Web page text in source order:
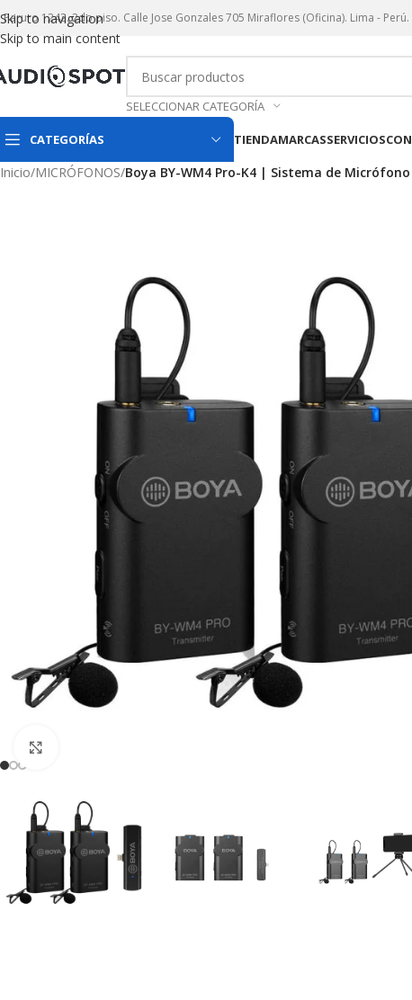
Skip to navigation
Skip to main content
Paruro 1242. 2do piso. Calle Jose Gonzales 705 Miraflores (Oficina). Lima - Perú.
SELECCIONAR CATEGORÍA
CATEGORÍAS TIENDAMARCASSERVICIOS
Inicio/MICRÓFONOS/Boya BY-WM4 Pro-K4 | Sistema de